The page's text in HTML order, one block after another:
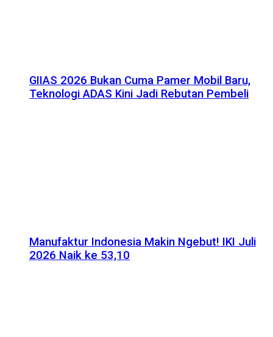
GIIAS 2026 Bukan Cuma Pamer Mobil Baru,
Teknologi ADAS Kini Jadi Rebutan Pembeli
Manufaktur Indonesia Makin Ngebut! IKI Juli
2026 Naik ke 53,10